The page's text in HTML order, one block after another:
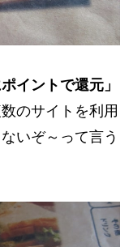
イントで還元」
のサイトを利用
いぞ～って言う